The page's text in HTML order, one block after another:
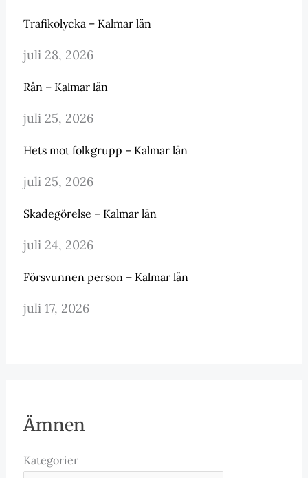
Trafikolycka – Kalmar län
juli 28, 2026
Rån – Kalmar län
juli 25, 2026
Hets mot folkgrupp – Kalmar län
juli 25, 2026
Skadegörelse – Kalmar län
juli 24, 2026
Försvunnen person – Kalmar län
juli 17, 2026
Ämnen
Kategorier